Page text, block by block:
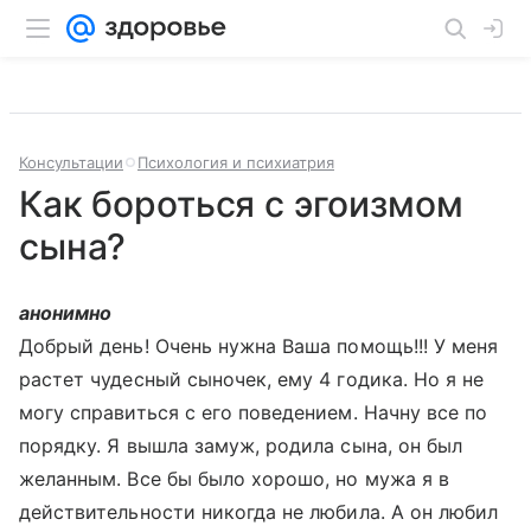
Консультации Психология и психиатрия
Как бороться с эгоизмом
сына?
анонимно
Добрый день! Очень нужна Ваша помощь!!! У меня
растет чудесный сыночек, ему 4 годика. Но я не
могу справиться с его поведением. Начну все по
порядку. Я вышла замуж, родила сына, он был
желанным. Все бы было хорошо, но мужа я в
действительности никогда не любила. А он любил